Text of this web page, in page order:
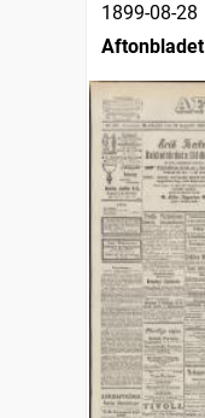
1899-08-28
Aftonbladet